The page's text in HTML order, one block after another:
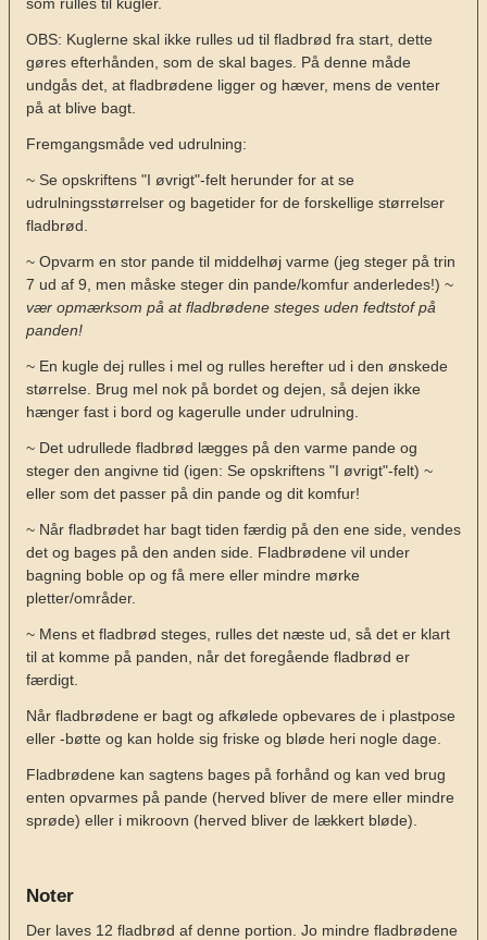
OBS: Kuglerne skal ikke rulles ud til fladbrød fra start, dette
gøres efterhånden, som de skal bages. På denne måde
undgås det, at fladbrødene ligger og hæver, mens de venter
på at blive bagt.
Fremgangsmåde ved udrulning:
~ Se opskriftens "I øvrigt"-felt herunder for at se
udrulningsstørrelser og bagetider for de forskellige størrelser
fladbrød.
~ Opvarm en stor pande til middelhøj varme (jeg steger på trin
7 ud af 9, men måske steger din pande/komfur anderledes!) ~
vær opmærksom på at fladbrødene steges uden fedtstof på
panden!
~ En kugle dej rulles i mel og rulles herefter ud i den ønskede
størrelse. Brug mel nok på bordet og dejen, så dejen ikke
hænger fast i bord og kagerulle under udrulning.
~ Det udrullede fladbrød lægges på den varme pande og
steger den angivne tid (igen: Se opskriftens "I øvrigt"-felt) ~
eller som det passer på din pande og dit komfur!
~ Når fladbrødet har bagt tiden færdig på den ene side, vendes
det og bages på den anden side. Fladbrødene vil under
bagning boble op og få mere eller mindre mørke
pletter/områder.
~ Mens et fladbrød steges, rulles det næste ud, så det er klart
til at komme på panden, når det foregående fladbrød er
færdigt.
Når fladbrødene er bagt og afkølede opbevares de i plastpose
eller -bøtte og kan holde sig friske og bløde heri nogle dage.
Fladbrødene kan sagtens bages på forhånd og kan ved brug
enten opvarmes på pande (herved bliver de mere eller mindre
sprøde) eller i mikroovn (herved bliver de lækkert bløde).
Noter
Der laves 12 fladbrød af denne portion. Jo mindre fladbrødene